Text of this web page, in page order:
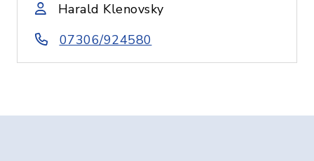
Harald Klenovsky
07306/924580